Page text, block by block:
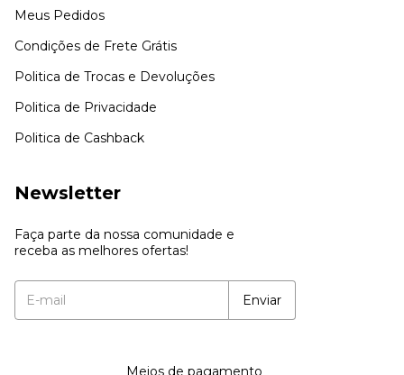
Meus Pedidos
Condições de Frete Grátis
Politica de Trocas e Devoluções
Politica de Privacidade
Politica de Cashback
Newsletter
Faça parte da nossa comunidade e
receba as melhores ofertas!
Meios de pagamento